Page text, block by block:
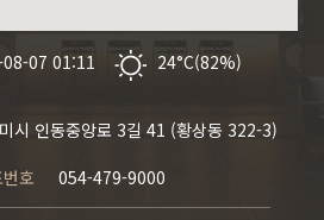
07 01:11 24°C(82%)
시 인동중앙로 3길 41 (황상동 322-3)
호
054-479-9000